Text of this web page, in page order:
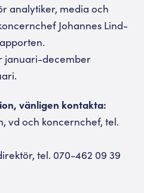
analytiker, media och
Johannes Lind-
januari-december
vänligen kontakta:
vd och koncernchef, tel.
tel. 070-462 09 39